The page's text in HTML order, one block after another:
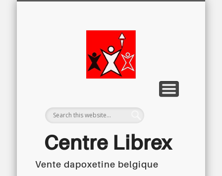
Centre Librex
Centre régional du Libre Examen
Vente dapoxetine belgique